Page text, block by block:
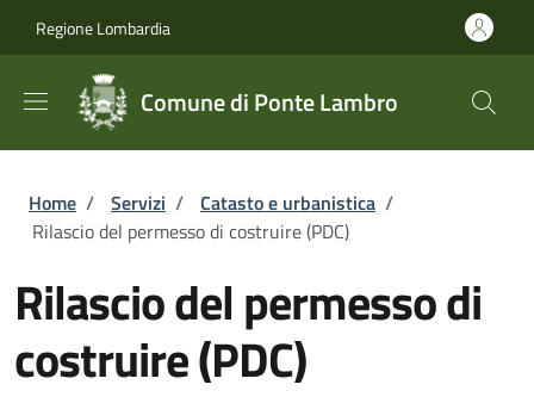
Regione Lombardia
Comune di Ponte Lambro
Briciole di pane
Home / Servizi / Catasto e urbanistica /
Rilascio del permesso di costruire (PDC)
Rilascio del permesso di
costruire (PDC)